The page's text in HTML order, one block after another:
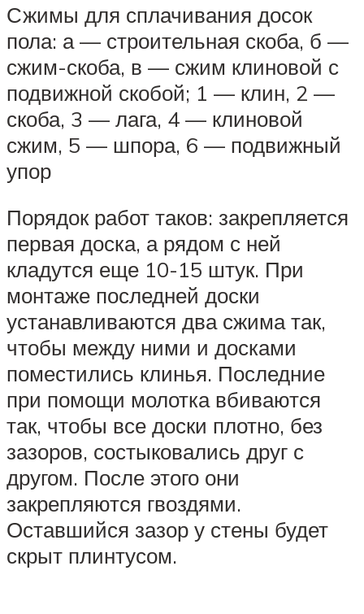
Сжимы для сплачивания досок
пола: а — строительная скоба, б —
сжим-скоба, в — сжим клиновой с
подвижной скобой; 1 — клин, 2 —
скоба, 3 — лага, 4 — клиновой
сжим, 5 — шпора, 6 — подвижный
упор
Порядок работ таков: закрепляется
первая доска, а рядом с ней
кладутся еще 10-15 штук. При
монтаже последней доски
устанавливаются два сжима так,
чтобы между ними и досками
поместились клинья. Последние
при помощи молотка вбиваются
так, чтобы все доски плотно, без
зазоров, состыковались друг с
другом. После этого они
закрепляются гвоздями.
Оставшийся зазор у стены будет
скрыт плинтусом.